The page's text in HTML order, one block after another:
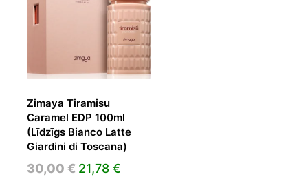
Zimaya Tiramisu
Caramel EDP 100ml
(Līdzīgs Bianco Latte
Giardini di Toscana)
30,00€ Original
21,78 €